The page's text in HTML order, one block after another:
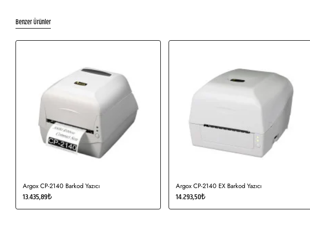
Benzer Ürünler
Argox CP-2140 Barkod Yazıcı
13.435,89₺
Argox CP-2140 EX Barkod Yazıcı
14.293,50₺